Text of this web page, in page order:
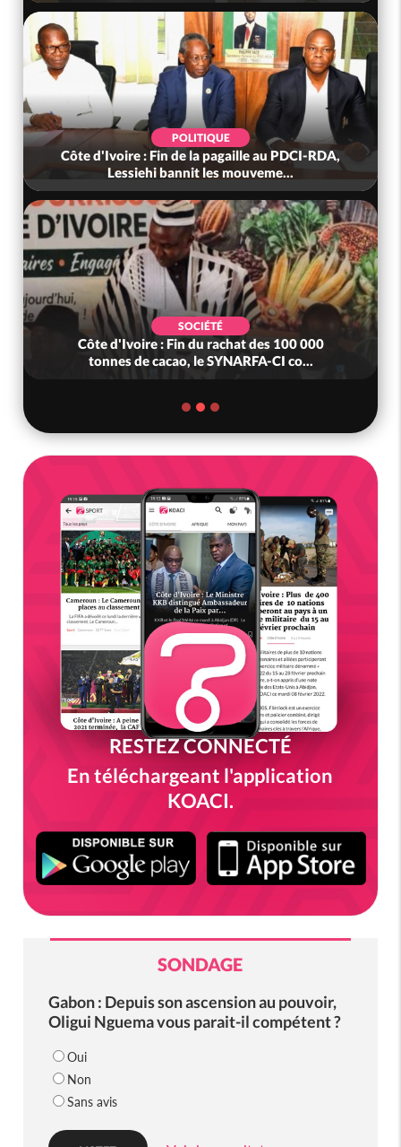
POLITIQUE
Côte d'Ivoire : Fin de la pagaille au PDCI-RDA,
Lessiehi bannit les mouveme...
SOCIÉTÉ
Côte d'Ivoire : Fin du rachat des 100 000
tonnes de cacao, le SYNARFA-CI co...
RESTEZ CONNECTÉ
En téléchargeant l'application
KOACI.
SONDAGE
Gabon : Depuis son ascension au pouvoir,
Oligui Nguema vous parait-il compétent ?
Oui
Non
Sans avis